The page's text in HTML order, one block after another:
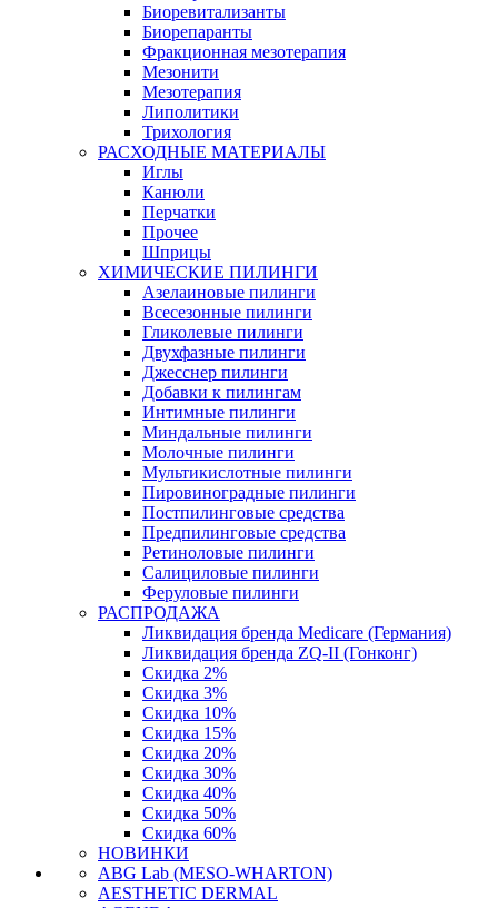
Биоревитализанты
Биорепаранты
Фракционная мезотерапия
Мезонити
Мезотерапия
Липолитики
Трихология
РАСХОДНЫЕ МАТЕРИАЛЫ
Иглы
Канюли
Перчатки
Прочее
Шприцы
ХИМИЧЕСКИЕ ПИЛИНГИ
Азелаиновые пилинги
Всесезонные пилинги
Гликолевые пилинги
Двухфазные пилинги
Джесснер пилинги
Добавки к пилингам
Интимные пилинги
Миндальные пилинги
Молочные пилинги
Мультикислотные пилинги
Пировиноградные пилинги
Постпилинговые средства
Предпилинговые средства
Ретиноловые пилинги
Салициловые пилинги
Феруловые пилинги
РАСПРОДАЖА
Ликвидация бренда Medicare (Германия)
Ликвидация бренда ZQ-II (Гонконг)
Скидка 2%
Скидка 3%
Скидка 10%
Скидка 15%
Скидка 20%
Скидка 30%
Скидка 40%
Скидка 50%
Скидка 60%
НОВИНКИ
ABG Lab (MESO-WHARTON)
AESTHETIC DERMAL